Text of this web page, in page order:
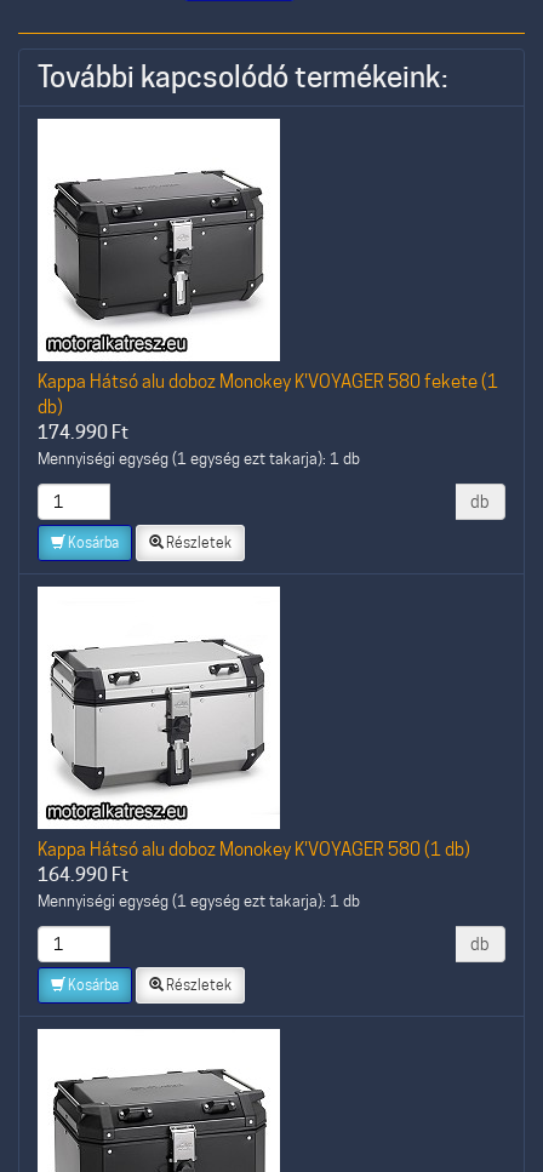
További kapcsolódó termékeink:
Kappa Hátsó alu doboz Monokey K'VOYAGER 580 fekete (1
db)
174.990 Ft
Mennyiségi egység (1 egység ezt takarja): 1 db
db
Kosárba Részletek
Kappa Hátsó alu doboz Monokey K'VOYAGER 580 (1 db)
164.990 Ft
Mennyiségi egység (1 egység ezt takarja): 1 db
db
Kosárba Részletek